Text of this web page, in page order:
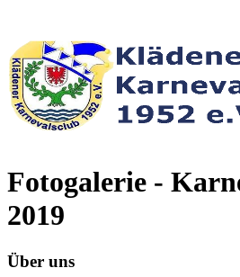
Fotogalerie -
2019
Über uns